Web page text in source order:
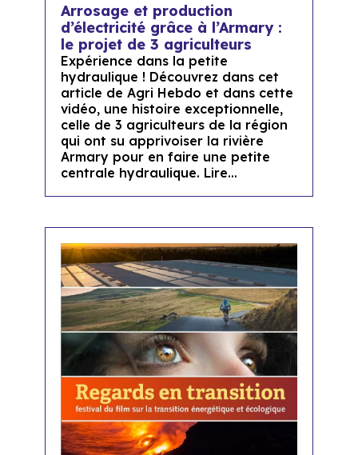
Arrosage et production
d’électricité grâce à l’Armary :
le projet de 3 agriculteurs
Expérience dans la petite
hydraulique ! Découvrez dans cet
article de Agri Hebdo et dans cette
vidéo, une histoire exceptionnelle,
celle de 3 agriculteurs de la région
qui ont su apprivoiser la rivière
Armary pour en faire une petite
centrale hydraulique. Lire...